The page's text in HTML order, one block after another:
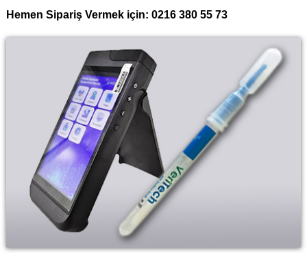
Hemen Sipariş Vermek için: 0216 380 55 73